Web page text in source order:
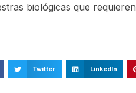
biológicas que requieren
Twitter LinkedIn